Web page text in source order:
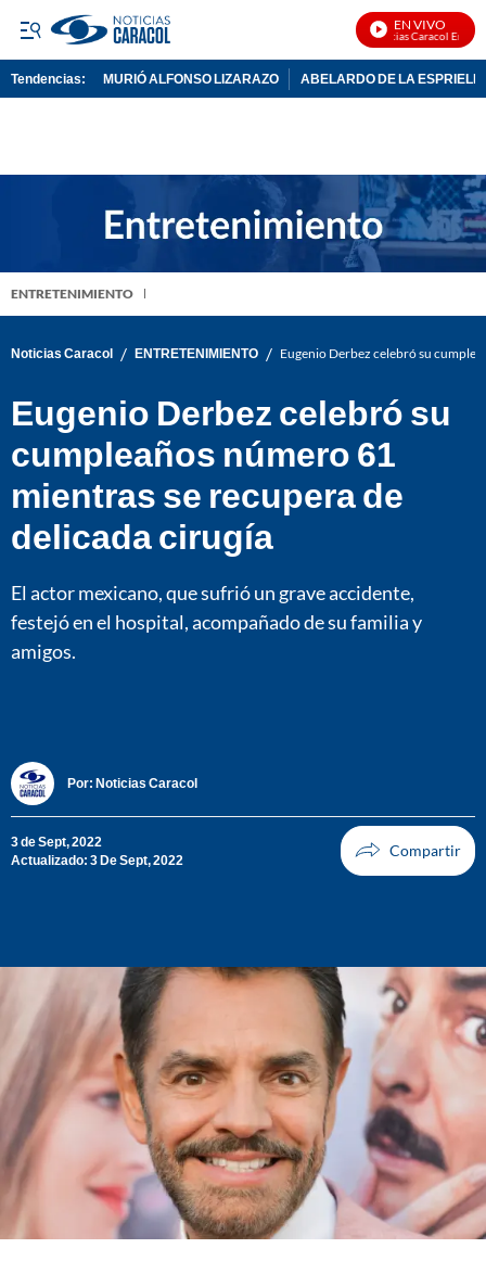
EN VIVO
Noticias Caracol En Vivo
Tendencias: MURIÓ ALFONSO LIZARAZO ABELARDO DE LA
ENTRETENIMIENTO
Noticias Caracol / ENTRETENIMIENTO / Eugenio Derbez celebró su
Eugenio Derbez celebró su
cumpleaños número 61
mientras se recupera de
delicada cirugía
El actor mexicano, que sufrió un grave accidente,
festejó en el hospital, acompañado de su familia y
amigos.
Por: Noticias Caracol
3 de Sept, 2022
Actualizado: 3 De Sept, 2022